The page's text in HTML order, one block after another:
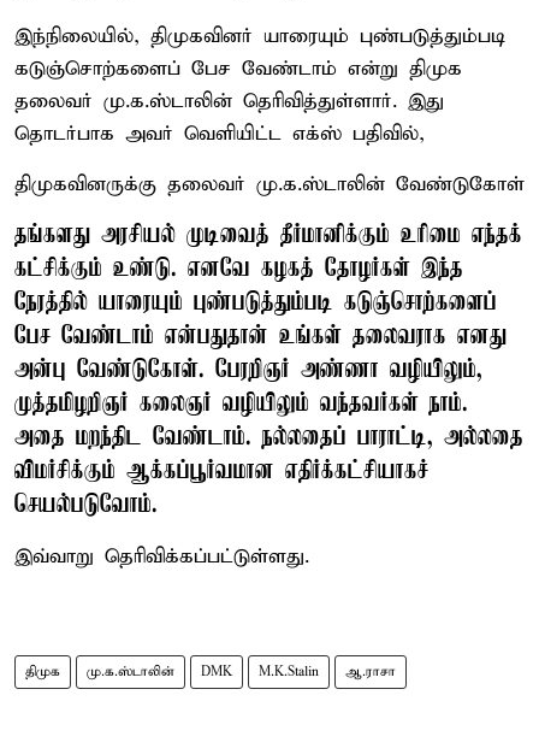
இந்நிலையில், திமுகவினர் யாரையும் புண்படுத்தும்படி
கடுஞ்சொற்களைப் பேச வேண்டாம் என்று திமுக
தலைவர் மு.க.ஸ்டாலின் தெரிவித்துள்ளார். இது
தொடர்பாக அவர் வெளியிட்ட எக்ஸ் பதிவில்,
திமுகவினருக்கு தலைவர் மு.க.ஸ்டாலின் வேண்டுகோள்
தங்களது அரசியல் முடிவைத் தீர்மானிக்கும் உரிமை எந்தக்
கட்சிக்கும் உண்டு. எனவே கழகத் தோழர்கள் இந்த
நேரத்தில் யாரையும் புண்படுத்தும்படி கடுஞ்சொற்களைப்
பேச வேண்டாம் என்பதுதான் உங்கள் தலைவராக எனது
அன்பு வேண்டுகோள். பேரறிஞர் அண்ணா வழியிலும்,
முத்தமிழறிஞர் கலைஞர் வழியிலும் வந்தவர்கள் நாம்.
அதை மறந்திட வேண்டாம். நல்லதைப் பாராட்டி, அல்லதை
விமர்சிக்கும் ஆக்கப்பூர்வமான எதிர்க்கட்சியாகச்
செயல்படுவோம்.
இவ்வாறு தெரிவிக்கப்பட்டுள்ளது.
திமுக மு.க.ஸ்டாலின் DMK M.K.Stalin ஆ.ராசா